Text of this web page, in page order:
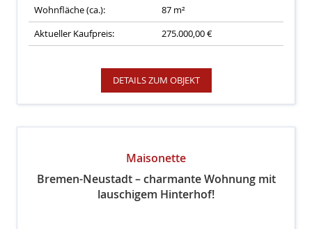
Wohnfläche (ca.):
87 m²
Aktueller Kaufpreis:
275.000,00 €
DETAILS ZUM OBJEKT
Maisonette
Bremen-Neustadt – charmante Wohnung mit
lauschigem Hinterhof!